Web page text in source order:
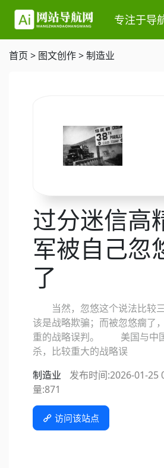
专注于导
首页 > 图文创作>制造业
过分迷信高
军被自己忽
了
当然，忽悠这个说法比较
该是战略欺骗；而被忽悠瘸了
重的战略误判。 美国与中
杀，比较重大的战略误
制造业
发布时间:2026-01-25
量:871
访问该站点